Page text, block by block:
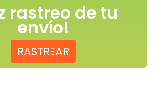
rastreo de tu
envío!
RASTREAR